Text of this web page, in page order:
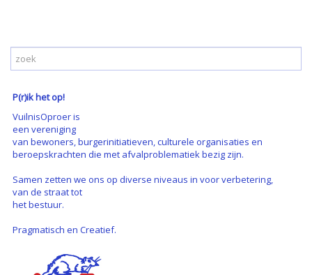
P(r)ik het op!
VuilnisOproer is
een vereniging
van bewoners, burgerinitiatieven, culturele organisaties en
beroepskrachten die met afvalproblematiek bezig zijn.
Samen zetten we ons op diverse niveaus in voor verbetering,
van de straat tot
het bestuur.
Pragmatisch en Creatief.